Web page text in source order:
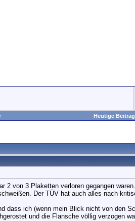
Heutige
2 von 3 Plaketten verloren gegangen
Der TÜV hat auch alles nach
dass ich (wenn mein Blick nicht von den
und die Flansche völlig verzogen